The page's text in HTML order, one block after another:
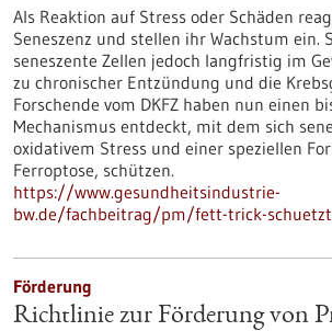
Als Reaktion auf Stress oder Schäden
Seneszenz und stellen ihr Wachstum ein.
seneszente Zellen jedoch langfristig im
zu chronischer Entzündung und die
Forschende vom DKFZ haben nun einen
Mechanismus entdeckt, mit dem sich
oxidativem Stress und einer speziellen
Ferroptose, schützen.
https://www.gesundheitsindustrie-
bw.de/fachbeitrag/pm/fett-trick-
Förderung
Richtlinie zur Förderung von